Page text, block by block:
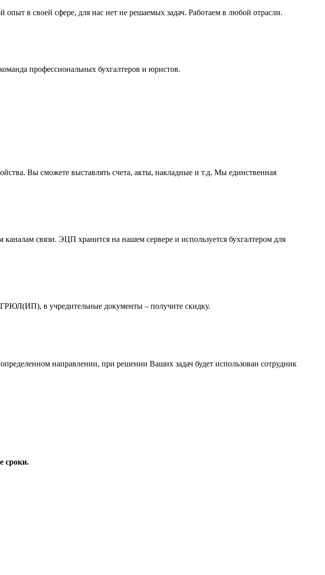
в своей сфере, для нас нет не решаемых задач. Работаем в любой отрасли.
профессиональных бухгалтеров и юристов.
Вы сможете выставлять счета, акты, накладные и т.д. Мы единственная
связи. ЭЦП хранится на нашем сервере и используется бухгалтером для
в учредительные документы – получите скидку.
направлении, при решении Ваших задач будет использован сотрудник
сроки.